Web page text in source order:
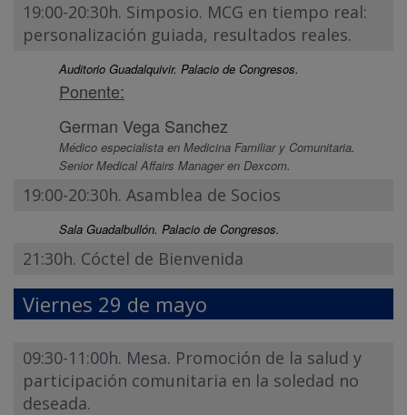
19:00-20:30h. Simposio. MCG en tiempo real:
personalización guiada, resultados reales.
Auditorio Guadalquivir. Palacio de Congresos.
Ponente:
German Vega Sanchez
Médico especialista en Medicina Familiar y Comunitaria.
Senior Medical Affairs Manager en Dexcom.
19:00-20:30h. Asamblea de Socios
Sala Guadalbullón. Palacio de Congresos.
21:30h. Cóctel de Bienvenida
Viernes 29 de mayo
09:30-11:00h. Mesa. Promoción de la salud y
participación comunitaria en la soledad no
deseada.